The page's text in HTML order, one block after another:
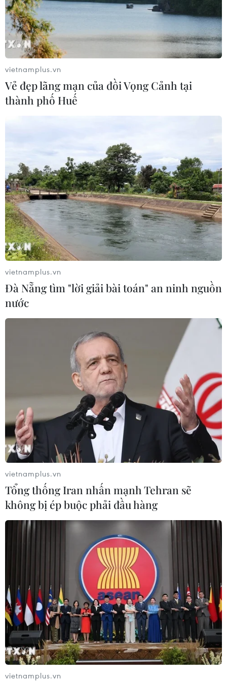
Việt Nam cần theo dõi chặt chẽ các
biện pháp phòng vệ thương mại tại
Canada
08/08/2026 00:39
Libya tiến gần hơn tới mục tiêu khai
thác 2 triệu thùng dầu mỗi ngày
Việt Nam khẳng định vị thế tại triển
lãm thương mại quốc tế của Ấn Độ
07/08/2026 23:08
Ngân hàng Trung ương Trung Quốc
mua thêm 20 tấn vàng trong tháng 7
07/08/2026 15:21
Chuyên gia quốc tế đánh giá tích cực
về tiền đồng của Việt Nam
Phép thử sức chống chịu của kinh tế
07/08/2026 12:35
Thuế polysilicon: Doanh nghiệp Hàn
Quốc tại Mỹ có lợi thế
07/08/2026 12:17
Tầm nhìn bán dẫn của Malaysia: Đi
từ thế mạnh sẵn có lên nấc thang giá
Đồng Nai cần chuyển dịch thu hút
đầu tư sang tổ chức chuỗi giá trị
07/08/2026 11:18
Có 50 cơ sở kiểm nghiệm được GACC
vietnamplus.vn
Vẻ đẹp lãng mạn của đồi Vọng Cảnh tại
thành phố Huế
vietnamplus.vn
Đà Nẵng tìm "lời giải bài toán" an ninh nguồn
nước
vietnamplus.vn
Tổng thống Iran nhấn mạnh Tehran sẽ
không bị ép buộc phải đầu hàng
vietnamplus.vn